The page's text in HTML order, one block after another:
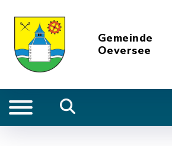
Gemeinde
Oeversee